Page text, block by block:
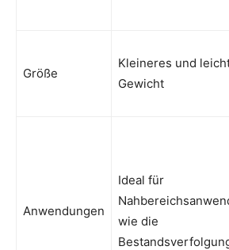
Größe
Kleineres und
Gewicht
Anwendungen
Ideal für
wie die